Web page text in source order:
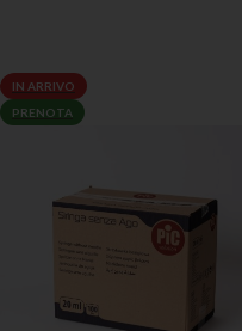
IN ARRIVO
PRENOTA